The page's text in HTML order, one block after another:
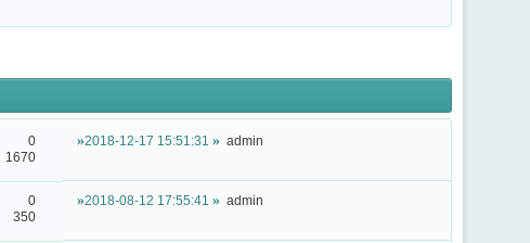
0
1670
2018-12-17 15:51:31 admin
0
350
2018-08-12 17:55:41 admin